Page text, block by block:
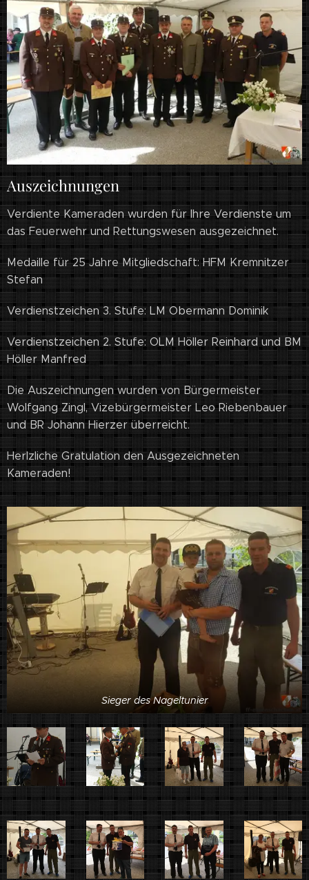
Auszeichnungen
Verdiente Kameraden wurden für Ihre Verdienste um
das Feuerwehr und Rettungswesen ausgezeichnet.
Medaille für 25 Jahre Mitgliedschaft: HFM Kremnitzer
Stefan
Verdienstzeichen 3. Stufe: LM Obermann Dominik
Verdienstzeichen 2. Stufe: OLM Höller Reinhard und BM
Höller Manfred
Die Auszeichnungen wurden von Bürgermeister
Wolfgang Zingl, Vizebürgermeister Leo Riebenbauer
und BR Johann Hierzer überreicht.
Herlzliche Gratulation den Ausgezeichneten
Kameraden!
Sieger des Nageltunier